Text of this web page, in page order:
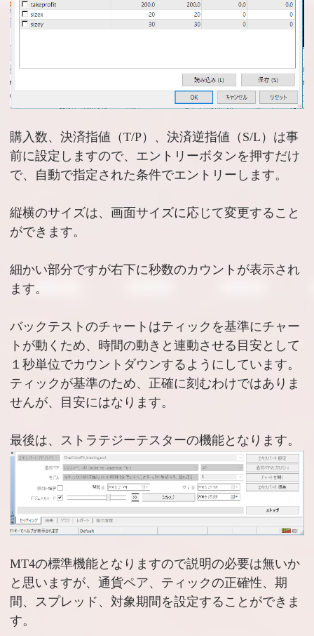
購入数、決済指値（T/P）、決済逆指値（S/L）は事
前に設定しますので、エントリーボタンを押すだけ
で、自動で指定された条件でエントリーします。
縦横のサイズは、画面サイズに応じて変更すること
ができます。
細かい部分ですが右下に秒数のカウントが表示され
ます。
バックテストのチャートはティックを基準にチャー
トが動くため、時間の動きと連動させる目安として
１秒単位でカウントダウンするようにしています。
ティックが基準のため、正確に刻むわけではありま
せんが、目安にはなります。
最後は、ストラテジーテスターの機能となります。
MT4の標準機能となりますので説明の必要は無いか
と思いますが、通貨ペア、ティックの正確性、期
間、スプレッド、対象期間を設定することができま
す。